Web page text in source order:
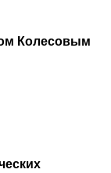
Колесовым